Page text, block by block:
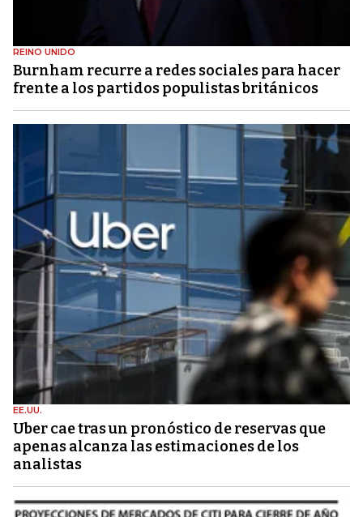
REINO UNIDO
Burnham recurre a redes sociales para hacer
frente a los partidos populistas británicos
EE.UU.
Uber cae tras un pronóstico de reservas que
apenas alcanza las estimaciones de los
analistas